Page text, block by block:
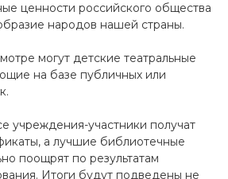
ценности российского общества
народов нашей страны.
могут детские театральные
на базе публичных или
учреждения-участники получат
а лучшие библиотечные
поощрят по результатам
Итоги будут подведены не